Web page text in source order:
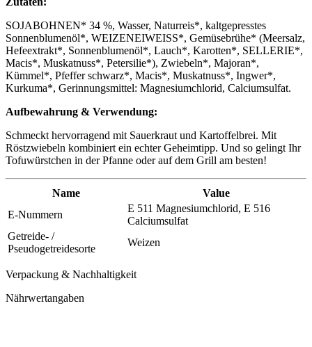
SOJABOHNEN* 34 %, Wasser, Naturreis*, kaltgepresstes
Sonnenblumenöl*, WEIZENEIWEISS*, Gemüsebrühe* (Meersalz,
Hefeextrakt*, Sonnenblumenöl*, Lauch*, Karotten*, SELLERIE*,
Macis*, Muskatnuss*, Petersilie*), Zwiebeln*, Majoran*,
Kümmel*, Pfeffer schwarz*, Macis*, Muskatnuss*, Ingwer*,
Kurkuma*, Gerinnungsmittel: Magnesiumchlorid, Calciumsulfat.
Aufbewahrung & Verwendung:
Schmeckt hervorragend mit Sauerkraut und Kartoffelbrei. Mit
Röstzwiebeln kombiniert ein echter Geheimtipp. Und so gelingt Ihr
Tofuwürstchen in der Pfanne oder auf dem Grill am besten!
Name
Value
E-Nummern
E 511 Magnesiumchlorid, E 516
Calciumsulfat
Getreide- /
Pseudogetreidesorte
Weizen
Verpackung & Nachhaltigkeit
Nährwertangaben